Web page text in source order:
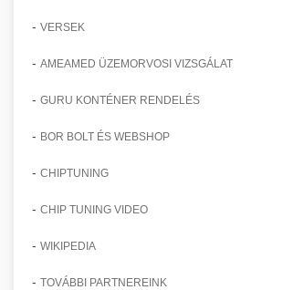
- VERSEK
- AMEAMED ÜZEMORVOSI VIZSGÁLAT
- GURU KONTÉNER RENDELÉS
- BOR BOLT ÉS WEBSHOP
- CHIPTUNING
- CHIP TUNING VIDEO
- WIKIPEDIA
- TOVÁBBI PARTNEREINK